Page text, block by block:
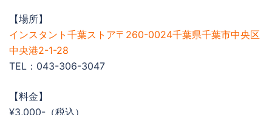
【場所】
インスタント千葉ストア〒260-0024千葉県千葉市中央区
中央港2-1-28
TEL：043-306-3047
【料金】
¥3,000-（税込）